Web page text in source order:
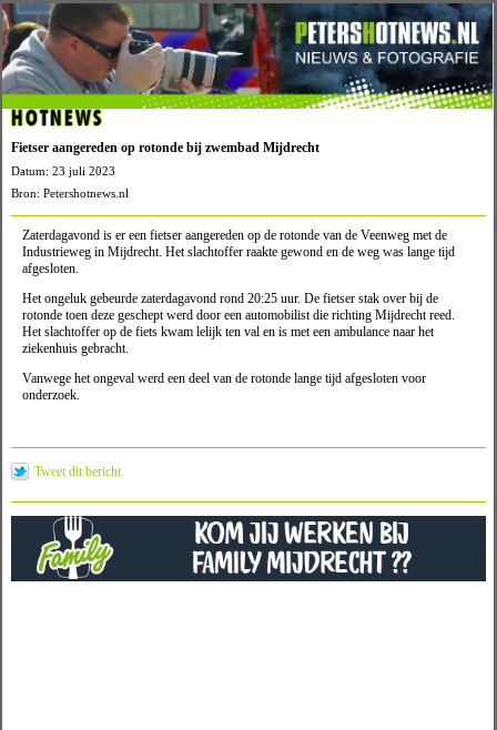
HOTNEWS
Fietser aangereden op rotonde bij zwembad Mijdrecht
Datum: 23 juli 2023
Bron: Petershotnews.nl
Zaterdagavond is er een fietser aangereden op de rotonde van de Veenweg met de
Industrieweg in Mijdrecht. Het slachtoffer raakte gewond en de weg was lange tijd
afgesloten.
Het ongeluk gebeurde zaterdagavond rond 20:25 uur. De fietser stak over bij de
rotonde toen deze geschept werd door een automobilist die richting Mijdrecht reed.
Het slachtoffer op de fiets kwam lelijk ten val en is met een ambulance naar het
ziekenhuis gebracht.
Vanwege het ongeval werd een deel van de rotonde lange tijd afgesloten voor
onderzoek.
Tweet dit bericht